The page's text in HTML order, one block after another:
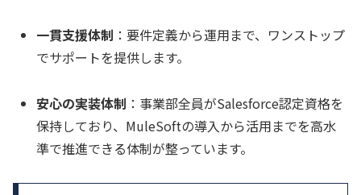
一貫支援体制 ：要件定義から運用まで、ワンストップ
でサポートを提供します。
安心の実装体制 ：事業部全員がSalesforce認定資格を
保持しており、MuleSoftの導入から活用までを高水
準で推進できる体制が整っています。